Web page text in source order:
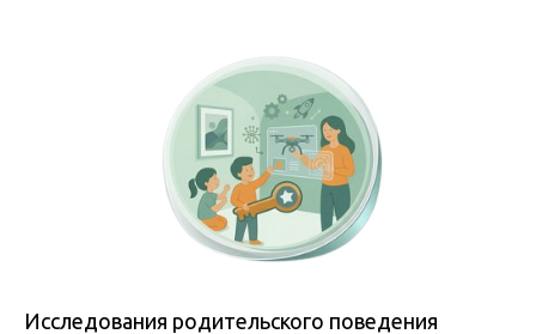
Исследования родительского поведения